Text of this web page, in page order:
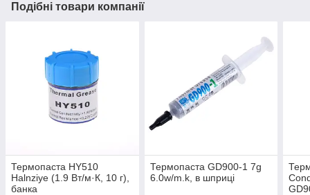
Подібні товари компанії
Термопаста HY510
Halnziye (1.9 Вт/м·К, 10 г),
банка
Термопаста GD900-1 7g
6.0w/m.k, в шприці